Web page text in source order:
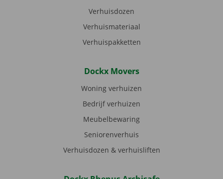
Verhuisdozen
Verhuismateriaal
Verhuispakketten
Dockx Movers
Woning verhuizen
Bedrijf verhuizen
Meubelbewaring
Seniorenverhuis
Verhuisdozen & verhuisliften